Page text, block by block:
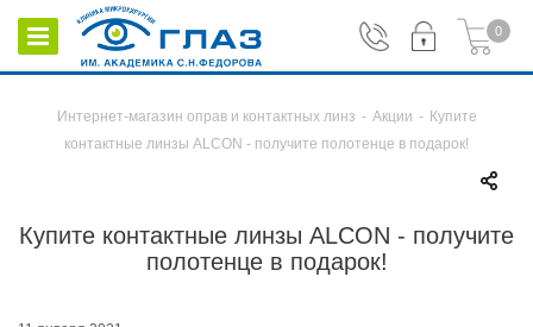
0
Интернет-магазин оправ и контактных линз - Акции - Купите
контактные линзы ALCON - получите полотенце в подарок!
Купите контактные линзы ALCON - получите
полотенце в подарок!